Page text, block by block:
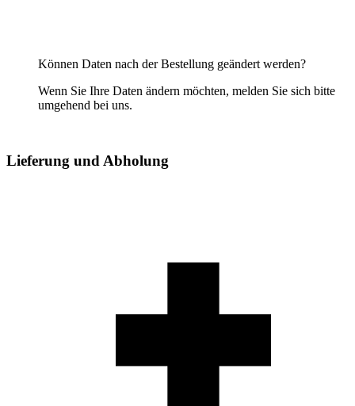
Können Daten nach der Bestellung geändert werden?
Wenn Sie Ihre Daten ändern möchten, melden Sie sich bitte
umgehend bei uns.
Lieferung und Abholung